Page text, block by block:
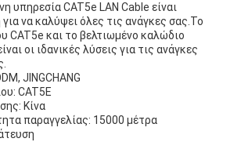
υπηρεσία CAT5e LAN Cable είναι
να καλύψει όλες τις ανάγκες σας.Το
CAT5e και το βελτιωμένο καλώδιο
οι ιδανικές λύσεις για τις ανάγκες
JINGCHANG
CAT5E
Κίνα
παραγγελίας: 15000 μέτρα